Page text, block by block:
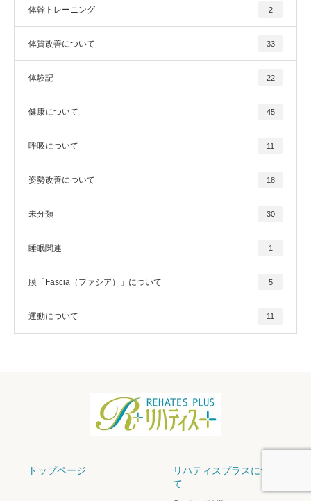
体幹トレーニング 2
体質改善について 33
体験記 22
健康について 45
呼吸について 11
姿勢改善について 18
未分類 30
睡眠関連 1
膜「Fascia（ファシア）」について 5
運動について 11
トップページ
リハティスプラスについ
て